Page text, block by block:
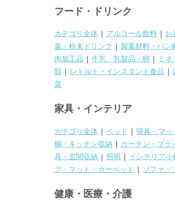
フード・ドリンク
カテゴリ全体 | アルコール飲料 | お
葉・粉末ドリンク | 製菓材料・パン
肉加工品 | 牛乳・乳製品・卵 | ミ
類 | レトルト・インスタント食品 |
菜
家具・インテリア
カテゴリ全体 | ベッド | 寝具・マッ
棚・キッチン収納 | カーテン・ブラ
具・玄関収納 | 照明 | インテリア小
グ・マット・カーペット | ソファ・
健康・医療・介護